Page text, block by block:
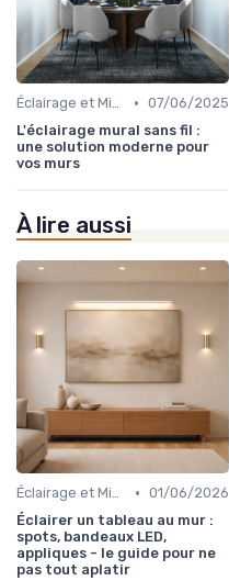
Éclairage et Mise en Valeur • 07/06/2025
L'éclairage mural sans fil :
une solution moderne pour
vos murs
À lire aussi
Éclairage et Mise en Valeur • 01/06/2026
Éclairer un tableau au mur :
spots, bandeaux LED,
appliques - le guide pour ne
pas tout aplatir